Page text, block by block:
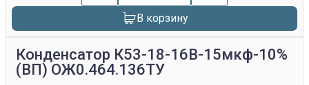
В корзину
Конденсатор К53-18-16В-15мкф-10%
(ВП) ОЖ0.464.136ТУ